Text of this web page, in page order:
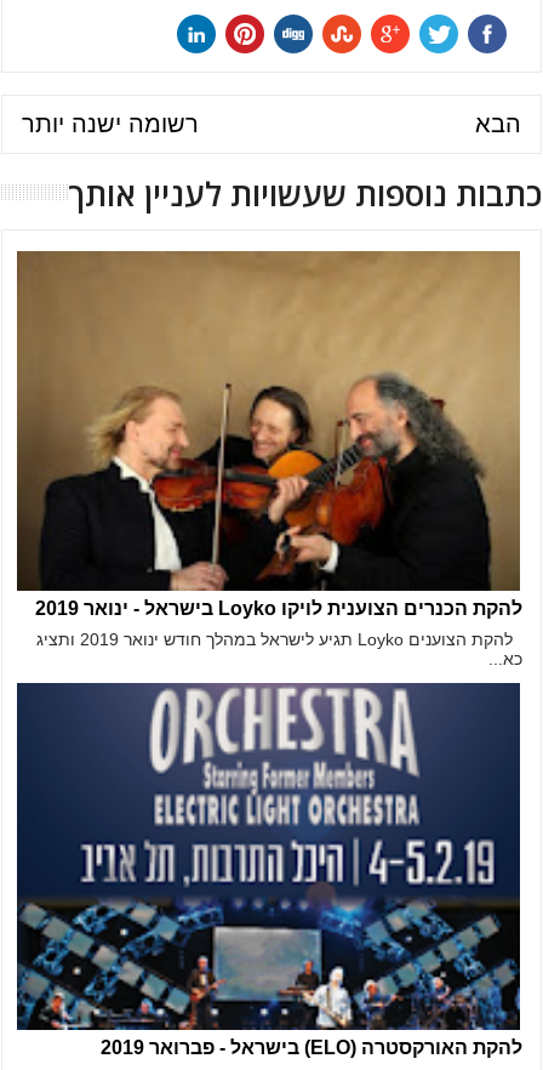
הבא רשומה ישנה יותר
כתבות נוספות שעשויות לעניין אותך
להקת הכנרים הצוענית לויקו Loyko בישראל - ינואר 2019
להקת הצוענים Loyko תגיע לישראל במהלך חודש ינואר 2019 ותציג
כא...
להקת האורקסטרה (ELO) בישראל - פברואר 2019